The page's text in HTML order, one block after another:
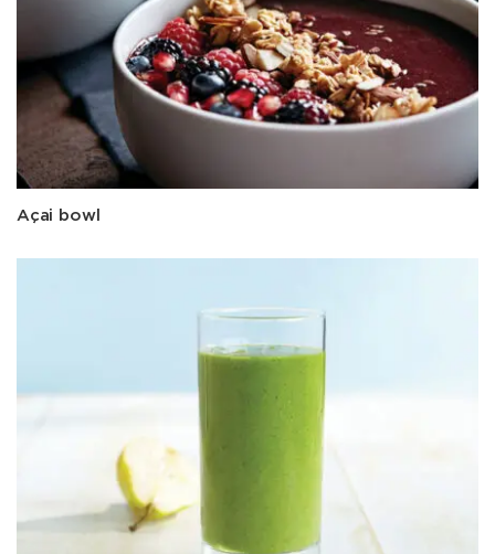
Açai bowl